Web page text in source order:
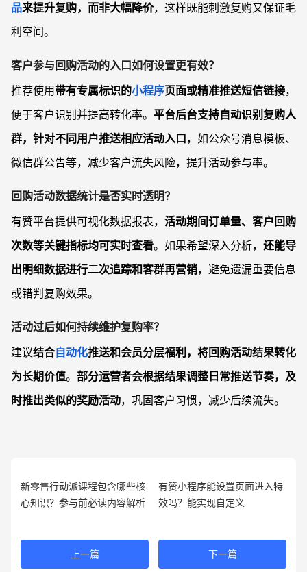
品来提升复购，而非大幅降价，这样既能刺激复购又保证毛
利空间。
客户参与回购活动的入口如何设置更有效？
推荐使用带有专属标识的小程序页面或精准推送短信链接，
便于客户识别并提高转化率。 平台后台支持自动识别复购人
群，针对不同用户推送相应活动入口，如公众号消息模板、
微信群公告等，减少客户流失风险，提升活动参与率。
回购活动数据统计是否实时透明？
有赞平台提供可视化数据报表， 活动期间订单量、客户回购
次数等关键指标均可实时查看。如果希望深入分析， 还能导
出明细数据进行二次追踪和客群再营销，避免遗漏重要信息
或错判复购效果。
活动过后如何持续维护复购率？
建议结合自动化推送和会员分层福利，将回购活动结果转化
为长期价值。 部分运营者会根据结果调整日常推送节奏，及
时推出类似的奖励活动，巩固客户习惯，减少后续流失。
新零售行动派课程包含哪些核
心知识？参与前必读内容解析
上一篇
有赞小程序能设置页面进入特
效吗？能实现自定义
下一篇